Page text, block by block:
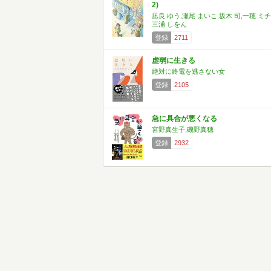
2)
凪良 ゆう,瀬尾 まいこ,坂木 司,一穂 ミ
三浦 しをん
登録
2711
虚弱に生きる
絶対に終電を逃さない女
登録
2105
急に具合が悪くなる
宮野真生子,磯野真穂
登録
2932